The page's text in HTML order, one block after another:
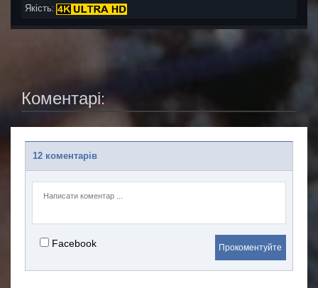
Якість:
Коментарі:
12 коментарів
Facebook Прокоментуйте